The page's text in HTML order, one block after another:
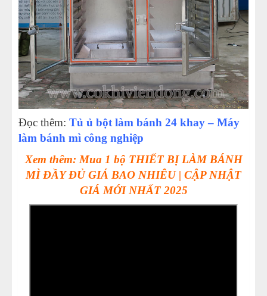
Đọc thêm: Tủ ủ bột làm bánh 24 khay – Máy
làm bánh mì công nghiệp
Xem thêm: Mua 1 bộ THIẾT BỊ LÀM BÁNH
MÌ ĐẦY ĐỦ GIÁ BAO NHIÊU | CẬP NHẬT
GIÁ MỚI NHẤT 2025